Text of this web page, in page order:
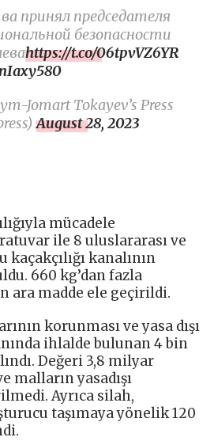
принял председателя
безопасности
https://t.co/06tpvVZ6YR
Jomart Tokayev’s Press
August 28, 2023
mücadele
ile 8 uluslararası ve
kanalının
660 kg’dan fazla
ara madde ele geçirildi.
korunması ve yasa dışı
ihlalde bulunan 4 bin
Değeri 3,8 milyar
malların yasadışı
Ayrıca silah,
taşımaya yönelik 120